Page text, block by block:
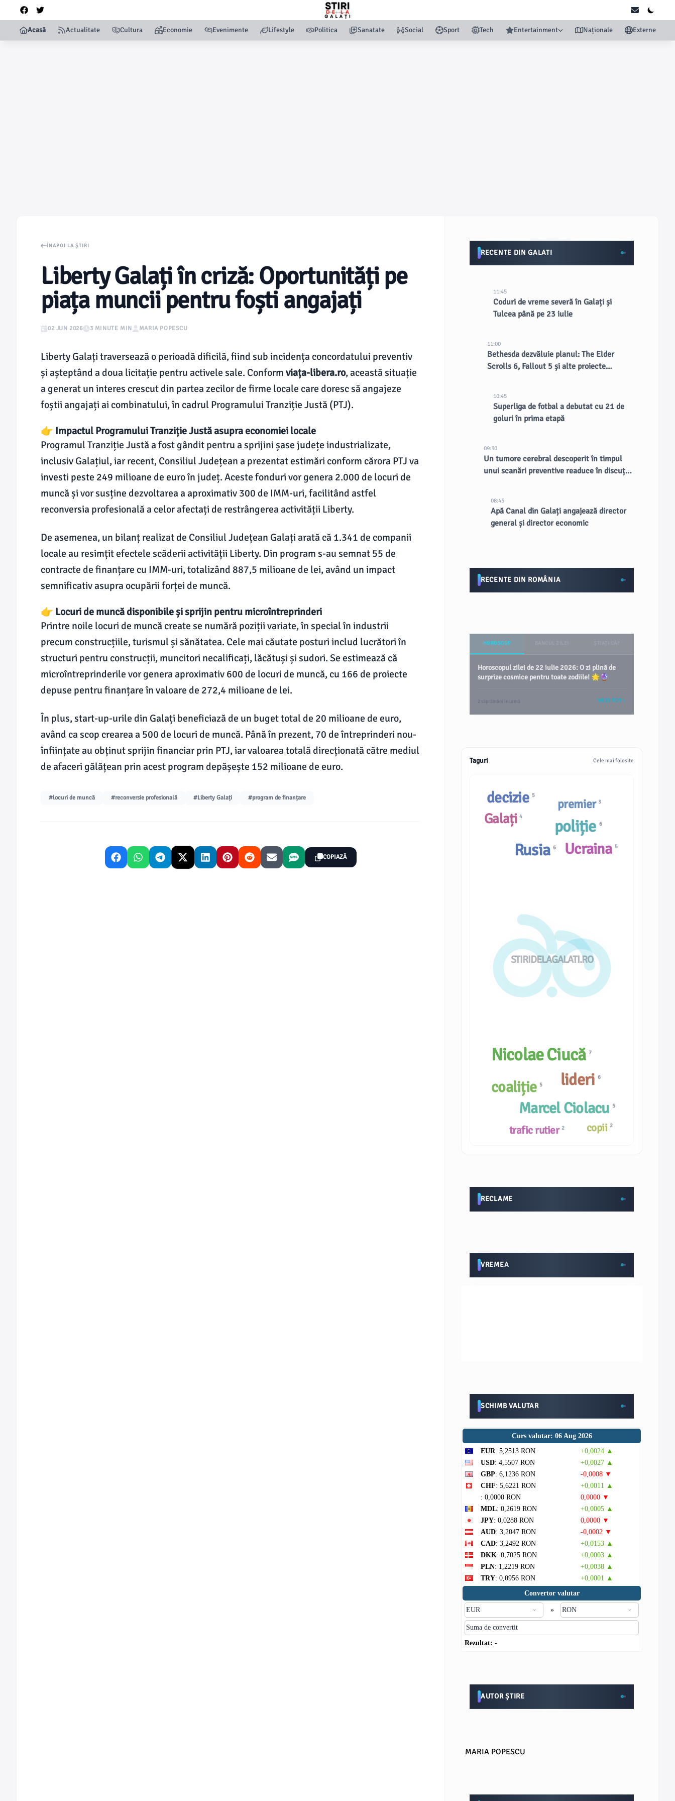
Acasă Actualitate Cultura Economie Evenimente Lifestyle Politica Sanatate Social Sport Tech Entertainment Naționale Externe
ÎNAPOI LA ȘTIRI
Liberty Galați în criză: Oportunități pe
piața muncii pentru foști angajați
02 JUN 2026 3 MINUTE MIN MARIA POPESCU
Liberty Galați traversează o perioadă dificilă, fiind sub incidența concordatului preventiv
și așteptând a doua licitație pentru activele sale. Conform viața-libera.ro, această situație
a generat un interes crescut din partea zecilor de firme locale care doresc să angajeze
foștii angajați ai combinatului, în cadrul Programului Tranziție Justă (PTJ).
👉 Impactul Programului Tranziție Justă asupra economiei locale
Programul Tranziție Justă a fost gândit pentru a sprijini șase județe industrializate,
inclusiv Galațiul, iar recent, Consiliul Județean a prezentat estimări conform cărora PTJ va
investi peste 249 milioane de euro în județ. Aceste fonduri vor genera 2.000 de locuri de
muncă și vor susține dezvoltarea a aproximativ 300 de IMM-uri, facilitând astfel
reconversia profesională a celor afectați de restrângerea activității Liberty.
De asemenea, un bilanț realizat de Consiliul Județean Galați arată că 1.341 de companii
locale au resimțit efectele scăderii activității Liberty. Din program s-au semnat 55 de
contracte de finanțare cu IMM-uri, totalizând 887,5 milioane de lei, având un impact
semnificativ asupra ocupării forței de muncă.
👉 Locuri de muncă disponibile și sprijin pentru microîntreprinderi
Printre noile locuri de muncă create se numără poziții variate, în special în industrii
precum construcțiile, turismul și sănătatea. Cele mai căutate posturi includ lucrători în
structuri pentru construcții, muncitori necalificați, lăcătuși și sudori. Se estimează că
microîntreprinderile vor genera aproximativ 600 de locuri de muncă, cu 166 de proiecte
depuse pentru finanțare în valoare de 272,4 milioane de lei.
În plus, start-up-urile din Galați beneficiază de un buget total de 20 milioane de euro,
având ca scop crearea a 500 de locuri de muncă. Până în prezent, 70 de întreprinderi nou-
înființate au obținut sprijin financiar prin PTJ, iar valoarea totală direcționată către mediul
de afaceri gălățean prin acest program depășește 152 milioane de euro.
#locuri de muncă #reconversie profesională #Liberty Galați #program de finanțare
COPIAZĂ
RECENTE DIN GALATI
11:45
Coduri de vreme severă în Galați și
Tulcea până pe 23 iulie
11:00
Bethesda dezvăluie planul: The Elder
Scrolls 6, Fallout 5 și alte proiecte
10:45
Superliga de fotbal a debutat cu 21 de
goluri în prima etapă
09:30
Un tumore cerebral descoperit în timpul
unui scanări preventive readuce în discuție
08:45
Apă Canal din Galați angajează director
general și director economic
RECENTE DIN ROMÂNIA
HOROSCOP
Horoscopul zilei de 22 iulie 2026: O zi plină de
surprize cosmice pentru toate zodiile! 🌟🔮
2 săptămâni în urmă VEZI TOT
Taguri Cele mai folosite
STIRIDELAGALATI.RO
trafic rutier 2
coaliție 5
Ucraina 5
Rusia6
Marcel Ciolacu 5
Nicolae Ciucă7
copii 2
premier 3
decizie 5
lideri6
Galați4
poliție 6
RECLAME
VREMEA
SCHIMB VALUTAR
Curs valutar: 06 Aug 2026
EUR: 5,2513 RON
+0,0024 ▲
USD: 4,5507 RON
+0,0027 ▲
GBP: 6,1236 RON
-0,0008 ▼
CHF: 5,6221 RON
+0,0011 ▲
: 0,0000 RON
0,0000 ▼
MDL: 0,2619 RON
+0,0005 ▲
JPY: 0,0288 RON
0,0000 ▼
AUD: 3,2047 RON
-0,0002 ▼
CAD: 3,2492 RON
+0,0153 ▲
DKK: 0,7025 RON
+0,0003 ▲
PLN: 1,2219 RON
+0,0038 ▲
TRY: 0,0956 RON
+0,0001 ▲
Convertor valutar
»
Rezultat: -
AUTOR ȘTIRE
MARIA POPESCU